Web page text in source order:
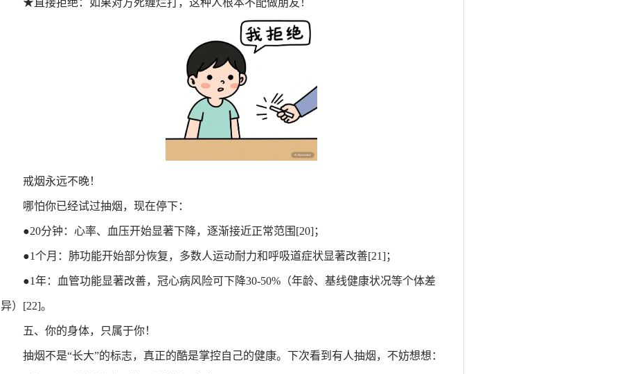
★直接拒绝： 如果对方死缠烂打，这种人根本不配做朋友！
戒烟永远不晚！
哪怕你已经试过抽烟，现在停下：
●20分钟：心率、血压开始显著下降，逐渐接近正常范围 [20]；
●1个月：肺功能开始部分恢复，多数人运动耐力和呼吸道症状显著改善[21]；
●1年：血管功能显著改善，冠心病风险可下降30-50%（年龄、基线健康状况等个体差
异） [22]。
五、 你的身体，只属于你！
抽烟不是“长大”的标志，真正的酷是掌控自己的健康。 下次看到有人抽烟，不妨想想：